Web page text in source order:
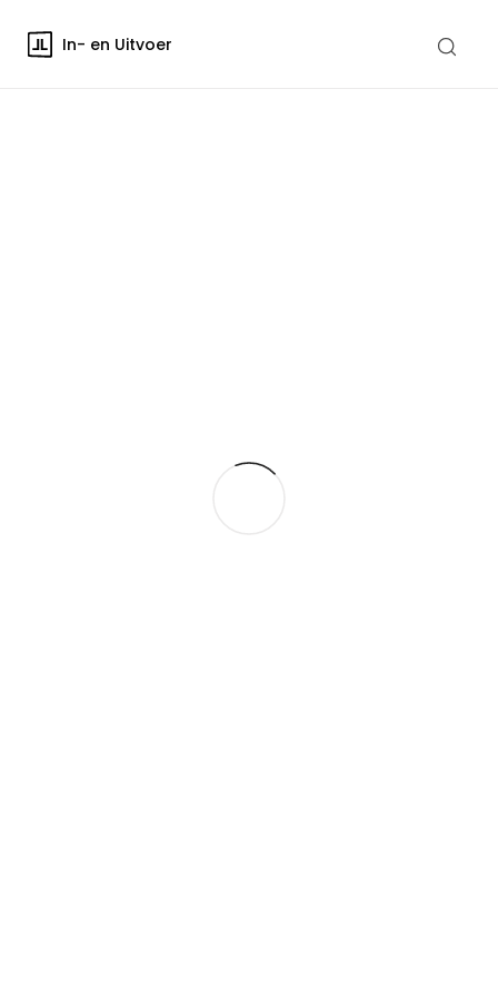
In- en Uitvoer